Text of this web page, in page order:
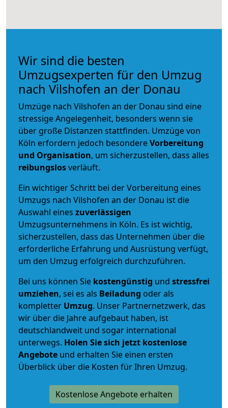
Wir sind die besten
Umzugsexperten für den Umzug
nach Vilshofen an der Donau
Umzüge nach Vilshofen an der Donau sind eine
stressige Angelegenheit, besonders wenn sie
über große Distanzen stattfinden. Umzüge von
Köln erfordern jedoch besondereVorbereitung
und Organisation, um sicherzustellen, dass alles
reibungslosverläuft.
Ein wichtiger Schritt bei der Vorbereitung eines
Umzugs nach Vilshofen an der Donau ist die
Auswahl eines zuverlässigen
Umzugsunternehmens in Köln. Es ist wichtig,
sicherzustellen, dass das Unternehmen über die
erforderliche Erfahrung und Ausrüstung verfügt,
um den Umzug erfolgreich durchzuführen.
Bei uns können Sie kostengünstig und stressfrei
umziehen, sei es als Beiladung oder als
kompletter Umzug. Unser Partnernetzwerk, das
wir über die Jahre aufgebaut haben, ist
deutschlandweit und sogar international
unterwegs. Holen Sie sich jetzt kostenlose
Angebote und erhalten Sie einen ersten
Überblick über die Kosten für Ihren Umzug.
Kostenlose Angebote erhalten